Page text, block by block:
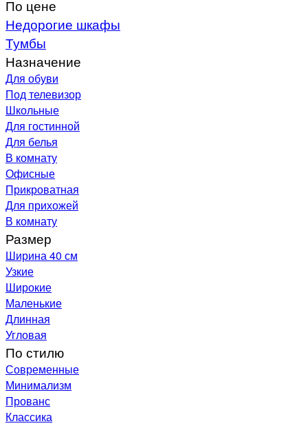
По цене
Недорогие шкафы
Тумбы
Назначение
Для обуви
Под телевизор
Школьные
Для гостинной
Для белья
В комнату
Офисные
Прикроватная
Для прихожей
В комнату
Размер
Ширина 40 см
Узкие
Широкие
Маленькие
Длинная
Угловая
По стилю
Современные
Минимализм
Прованс
Классика